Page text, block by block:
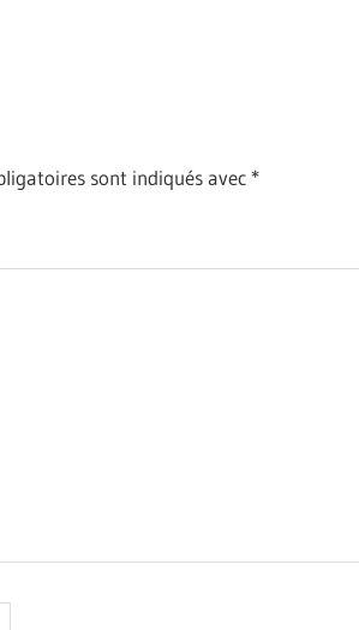
sont indiqués avec *